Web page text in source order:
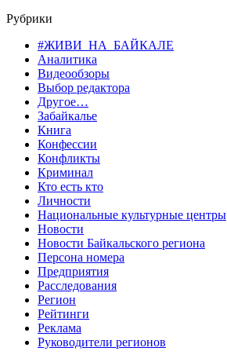
Рубрики
#ЖИВИ_НА_БАЙКАЛЕ
Аналитика
Видеообзоры
Выбор редактора
Другое…
Забайкалье
Книга
Конфессии
Конфликты
Криминал
Кто есть кто
Личности
Национальные культурные центры
Новости
Новости Байкальского региона
Персона номера
Предприятия
Расследования
Регион
Рейтинги
Реклама
Руководители регионов